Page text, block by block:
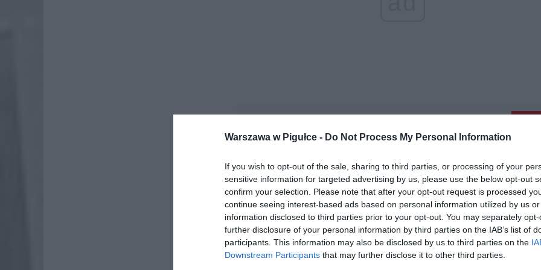
Warszawa w Pigułce - Do Not Process My Personal Information
If you wish to opt-out of the sale, sharing to third parties, or processing of your
sensitive information for targeted advertising by us, please use the below opt-out
confirm your selection. Please note that after your opt-out request is processed
continue seeing interest-based ads based on personal information utilized by us
information disclosed to third parties prior to your opt-out. You may separately
further disclosure of your personal information by third parties on the IAB’s list of
participants. This information may also be disclosed by us to third parties on the
Downstream Participants that may further disclose it to other third parties.
Fot. Łukasz / Warszawa w
Fot. Łukasz / Warszawa w
Fot. Łukasz /